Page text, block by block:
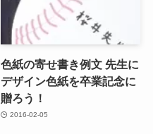
色紙の寄せ書き例文 先生に
デザイン色紙を卒業記念に
贈ろう！
2016-02-05